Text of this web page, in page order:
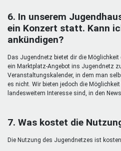
6. In unserem
ein Konzert statt. Kann
ankündigen?
Das Jugendnetz bietet dir die
ein Marktplatz-Angebot ins Jugendnetz
Veranstaltungskalender, in dem man
es nicht. Wir bieten jedoch die
landesweitem Interesse sind, in den
7. Was kostet die
Die Nutzung des Jugendnetzes ist